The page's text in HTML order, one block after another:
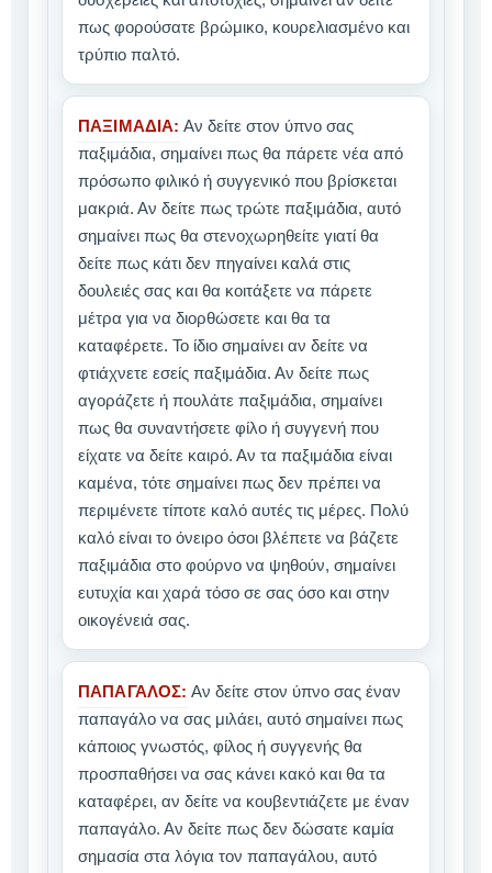
πως φορούσατε βρώμικο, κουρελιασμένο και
τρύπιο παλτό.
ΠΑΞΙΜΑΔΙΑ: Αν δείτε στον ύπνο σας
παξιμάδια, σημαίνει πως θα πάρετε νέα από
πρόσωπο φιλικό ή συγγενικό που βρίσκεται
μακριά. Αν δείτε πως τρώτε παξιμάδια, αυτό
σημαίνει πως θα στενοχωρηθείτε γιατί θα
δείτε πως κάτι δεν πηγαίνει καλά στις
δουλειές σας και θα κοιτάξετε να πάρετε
μέτρα για να διορθώσετε και θα τα
καταφέρετε. Το ίδιο σημαίνει αν δείτε να
φτιάχνετε εσείς παξιμάδια. Αν δείτε πως
αγοράζετε ή πουλάτε παξιμάδια, σημαίνει
πως θα συναντήσετε φίλο ή συγγενή που
είχατε να δείτε καιρό. Αν τα παξιμάδια είναι
καμένα, τότε σημαίνει πως δεν πρέπει να
περιμένετε τίποτε καλό αυτές τις μέρες. Πολύ
καλό είναι το όνειρο όσοι βλέπετε να βάζετε
παξιμάδια στο φούρνο να ψηθούν, σημαίνει
ευτυχία και χαρά τόσο σε σας όσο και στην
οικογένειά σας.
ΠΑΠΑΓΑΛΟΣ: Αν δείτε στον ύπνο σας έναν
παπαγάλο να σας μιλάει, αυτό σημαίνει πως
κάποιος γνωστός, φίλος ή συγγενής θα
προσπαθήσει να σας κάνει κακό και θα τα
καταφέρει, αν δείτε να κουβεντιάζετε με έναν
παπαγάλο. Αν δείτε πως δεν δώσατε καμία
σημασία στα λόγια τον παπαγάλου, αυτό